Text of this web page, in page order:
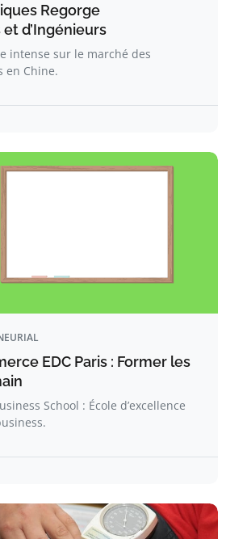
Regorge
d’Ingénieurs
intense sur le marché des
en Chine.
EDC Paris : Former les
School : École d’excellence